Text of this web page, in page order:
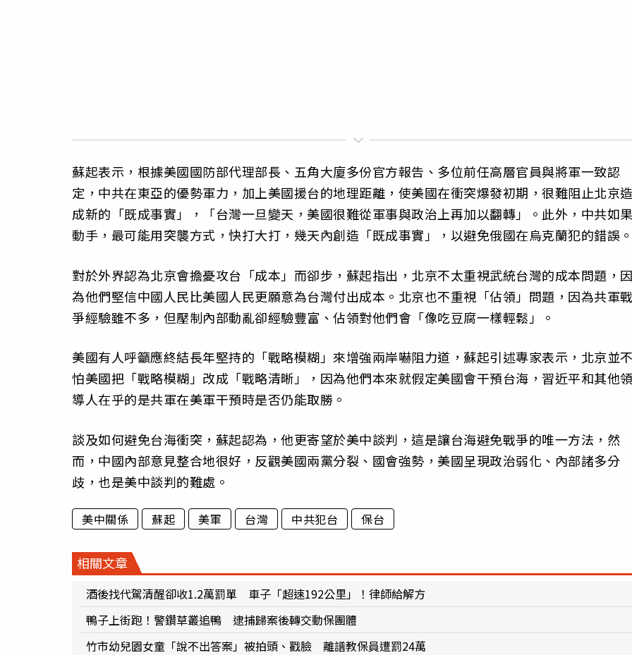
蘇起表示，根據美國國防部代理部長、五角大廈多份官方報告、多位前任高層官員與將軍一致認
定，中共在東亞的優勢軍力，加上美國援台的地理距離，使美國在衝突爆發初期，很難阻止北京
成新的「既成事實」，「台灣一旦變天，美國很難從軍事與政治上再加以翻轉」。此外，中共如
動手，最可能用突襲方式，快打大打，幾天內創造「既成事實」，以避免俄國在烏克蘭犯的錯誤
對於外界認為北京會擔憂攻台「成本」而卻步，蘇起指出，北京不太重視武統台灣的成本問題，
為他們堅信中國人民比美國人民更願意為台灣付出成本。北京也不重視「佔領」問題，因為共軍
爭經驗雖不多，但壓制內部動亂卻經驗豐富、佔領對他們會「像吃豆腐一樣輕鬆」。
美國有人呼籲應終結長年堅持的「戰略模糊」來增強兩岸嚇阻力道，蘇起引述專家表示，北京並
怕美國把「戰略模糊」改成「戰略清晰」，因為他們本來就假定美國會干預台海，習近平和其他
導人在乎的是共軍在美軍干預時是否仍能取勝。
談及如何避免台海衝突，蘇起認為，他更寄望於美中談判，這是讓台海避免戰爭的唯一方法，然
而，中國內部意見整合地很好，反觀美國兩黨分裂、國會強勢，美國呈現政治弱化、內部諸多分
歧，也是美中談判的難處。
美中關係 蘇起 美軍 台灣 中共犯台 保台
相關文章
酒後找代駕清醒卻收1.2萬罰單 車子「超速192公里」！律師給解方
鴨子上街跑！警鑽草叢追鴨 逮捕歸案後轉交動保團體
竹市幼兒園女童「說不出答案」被拍頭、戳臉 離譜教保員遭罰24萬